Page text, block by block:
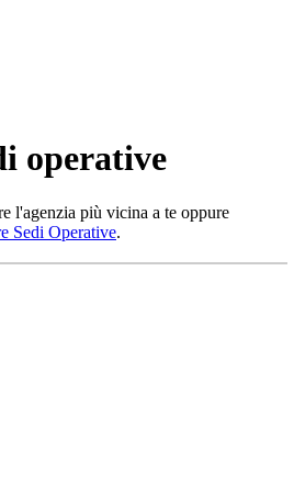
operative
l'agenzia più vicina a te oppure
Sedi Operative.